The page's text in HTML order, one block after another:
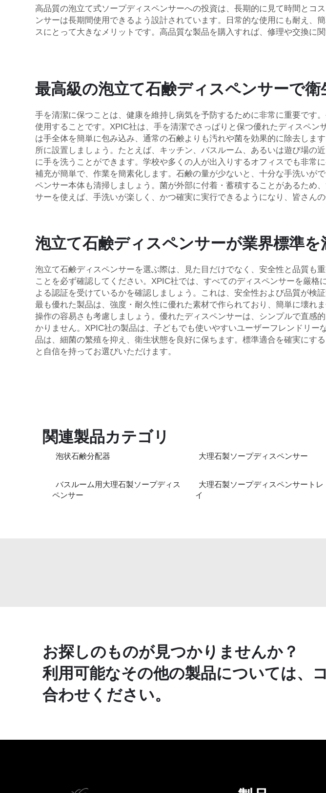
高品質の泡立て式ソープディスペンサーへの投資は、長期的に見て時間とコ
ンサーは長期間使用できるよう設計されています。日常的な使用にも耐え、
スにとって大きなメリットです。高品質な製品を購入すれば、修理や交換に
最高級の泡立て石鹸ディスペンサーで
手を清潔に保つことは、健康を維持し病気を予防するために非常に重要です
使用することです。XPIC社は、手を清潔でさっぱりと保つ優れたディスペ
は手全体を簡単に包み込み、通常の石鹸よりも汚れや菌を効果的に除去しま
所に設置しましょう。たとえば、キッチン、バスルーム、あるいは遊び場の
に手を洗うことができます。学校や多くの人が出入りするオフィスでも非常
補充が簡単で、作業を簡素化します。石鹸の量が少ないと、十分な手洗いが
ペンサー本体も清掃しましょう。菌が外部に付着・蓄積することがあるため
サーを使えば、手洗いが楽しく、かつ確実に実行できるようになり、皆さん
泡立て石鹸ディスペンサーが業界標準
泡立て石鹸ディスペンサーを選ぶ際は、見た目だけでなく、安全性と品質も
ことを必ず確認してください。XPIC社では、すべてのディスペンサーを厳
よる認証を受けているかを確認しましょう。これは、安全性および品質が検
最も優れた製品は、強度・耐久性に優れた素材で作られており、簡単に壊れ
操作の容易さも考慮しましょう。優れたディスペンサーは、シンプルで直感
かりません。XPIC社の製品は、子どもでも使いやすいユーザーフレンドリ
品は、細菌の繁殖を抑え、衛生状態を良好に保ちます。標準適合を確実にす
と自信を持ってお選びいただけます。
関連製品カテゴリ
泡状石鹸分配器 大理石製ソープディスペンサー
バスルーム用大理石製ソープディス
ペンサー
大理石製ソープディスペンサートレ
イ
お探しのものが見つかりませんか？
利用可能なその他の製品については、
合わせください。